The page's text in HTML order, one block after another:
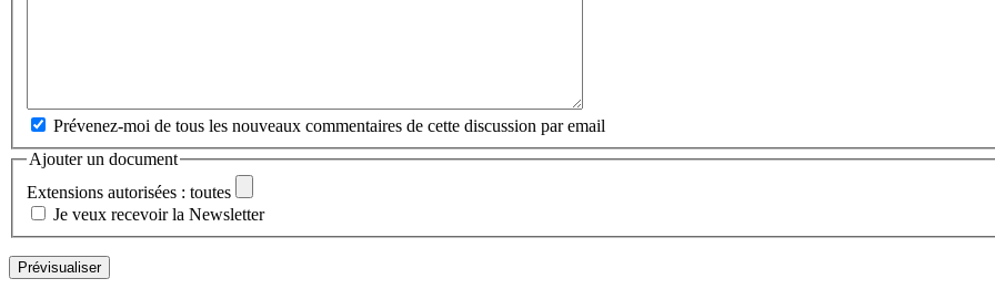
Prévenez-moi de tous les nouveaux commentaires de cette discussion par email
Ajouter un document
Extensions autorisées : toutes
Je veux recevoir la Newsletter